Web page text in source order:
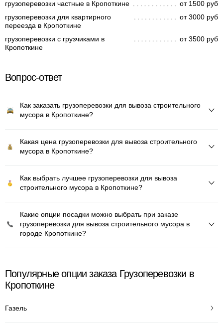
грузоперевозки частные в Кропоткине
от 1500 руб
грузоперевозки для квартирного
переезда в Кропоткине
от 3000 руб
грузоперевозки с грузчиками в
Кропоткине
от 3500 руб
Вопрос-ответ
Как заказать грузоперевозки для вывоза строительного
мусора в Кропоткине?
Какая цена грузоперевозки для вывоза строительного
мусора в Кропоткине?
Как выбрать лучшее грузоперевозки для вывоза
строительного мусора в Кропоткине?
Какие опции посадки можно выбрать при заказе
грузоперевозки для вывоза строительного мусора в
городе Кропоткине?
Популярные опции заказа Грузоперевозки в
Кропоткине
Газель